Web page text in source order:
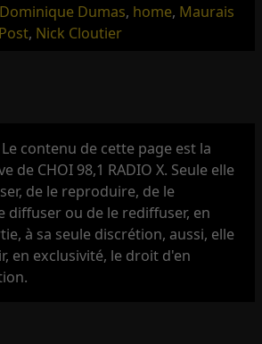
Dominique Dumas, home, Maurais
, Nick Cloutier
Le contenu de cette page est la
de CHOI 98,1 RADIO X. Seule elle
de le reproduire, de le
diffuser ou de le rediffuser, en
à sa seule discrétion, aussi, elle
en exclusivité, le droit d'en